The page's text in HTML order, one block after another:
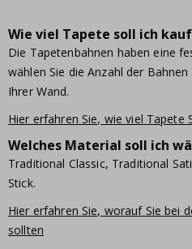
Wie viel Tapete soll ich
Die Tapetenbahnen haben eine
wählen Sie die Anzahl der
Ihrer Wand.
Hier erfahren Sie, wie viel Tapete
Welches Material soll ich
Traditional Classic, Traditional
Stick.
Hier erfahren Sie, worauf Sie bei
sollten